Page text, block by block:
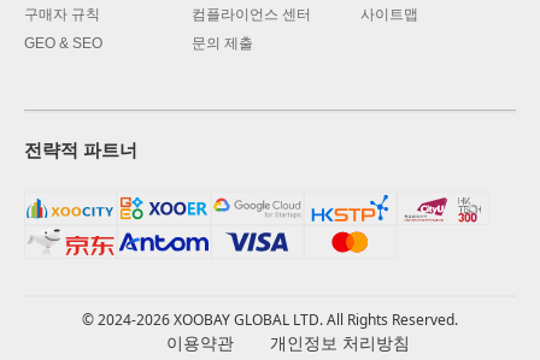
구매자 규칙
GEO & SEO
컴플라이언스 센터
문의 제출
사이트맵
전략적 파트너
© 2024-2026 XOOBAY GLOBAL LTD. All Rights Reserved.
이용약관 개인정보 처리방침